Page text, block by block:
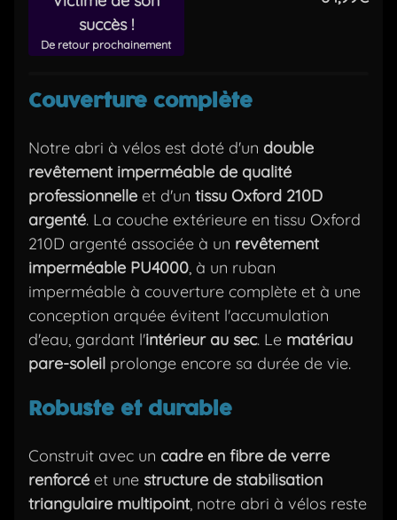
succès !
De retour prochainement
Couverture complète
Notre abri à vélos est doté d'un double
revêtement imperméable de qualité
professionnelle et d'un tissu Oxford 210D
argenté. La couche extérieure en tissu Oxford
210D argenté associée à un revêtement
imperméable PU4000, à un ruban
imperméable à couverture complète et à une
conception arquée évitent l'accumulation
d'eau, gardant l'intérieur au sec. Le matériau
pare-soleil prolonge encore sa durée de vie.
Robuste et durable
Construit avec un cadre en fibre de verre
renforcé et une structure de stabilisation
triangulaire multipoint, notre abri à vélos reste